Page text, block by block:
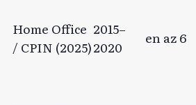
Home Office
/ CPIN (2025)
2015–
2020
en az 6